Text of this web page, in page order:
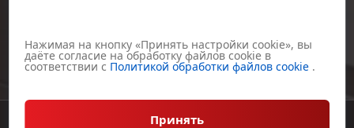
Технологии газовых варочных поверхностей
Технологии Микроволновых печей
Нажимая на кнопку «Принять настройки cookie», вы
даёте согласие на обработку файлов cookie в
соответствии с Политикой обработки файлов cookie .
Принять